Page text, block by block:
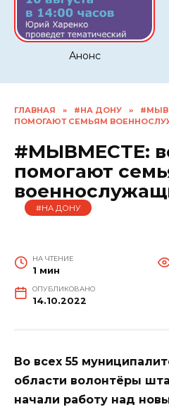
Анонс
ГЛАВНАЯ » #НА ДОНУ »
ПОМОГАЮТ СЕМЬЯМ
#МЫВМЕСТЕ:
помогают
#НА ДОНУ
НА ЧТЕНИЕ
1 мин
ОПУБЛИКОВАНО
14.10.2022
Во всех 55
области волонтёры
начали работу над